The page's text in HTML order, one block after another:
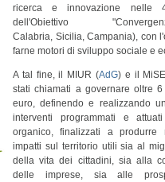
ricerca e innovazione nelle
dell'Obiettivo
Calabria, Sicilia, Campania), con
farne motori di sviluppo sociale e
A tal fine, il MIUR (AdG) e il
stati chiamati a governareoltre
euro, definendo e realizzando
interventi programmati e
organico, finalizzati a produrre
impatti sul territorio utili sia al
della vita dei cittadini, sia alla
delle imprese, sia alle